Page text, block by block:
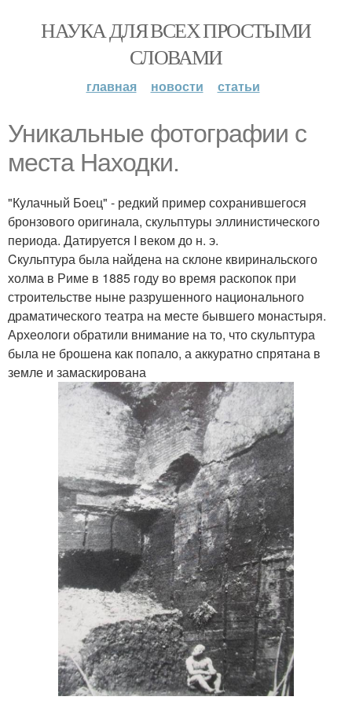
НАУКА ДЛЯ ВСЕХ ПРОСТЫМИ
СЛОВАМИ
главная новости статьи
Уникальные фотографии с
места Находки.
"Кулачный Боец" - редкий пример сохранившегося
бронзового оригинала, скульптуры эллинистического
периода. Датируется I веком до н. э.
Cкульптура была найдена на склоне квиринальского
холма в Риме в 1885 году во время раскопок при
строительстве ныне разрушенного национального
драматического театра на месте бывшего монастыря.
Археологи обратили внимание на то, что скульптура
была не брошена как попало, а аккуратно спрятана в
земле и замаскирована